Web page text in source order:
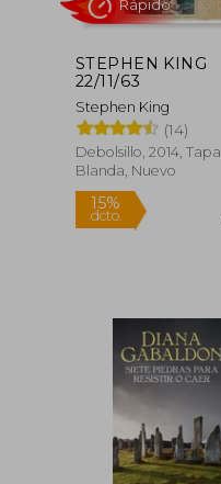
STEPHEN KING
22/11/63
Stephen King
(14)
Debolsillo, 2014, Tapa
Blanda, Nuevo